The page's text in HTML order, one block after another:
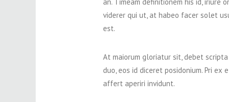
an. Timeam definitionem his id, iriure
viderer qui ut, at habeo facer solet
est.
At maiorum gloriatur sit, debet
duo, eos id diceret posidonium. Pri
affert aperiri invidunt.